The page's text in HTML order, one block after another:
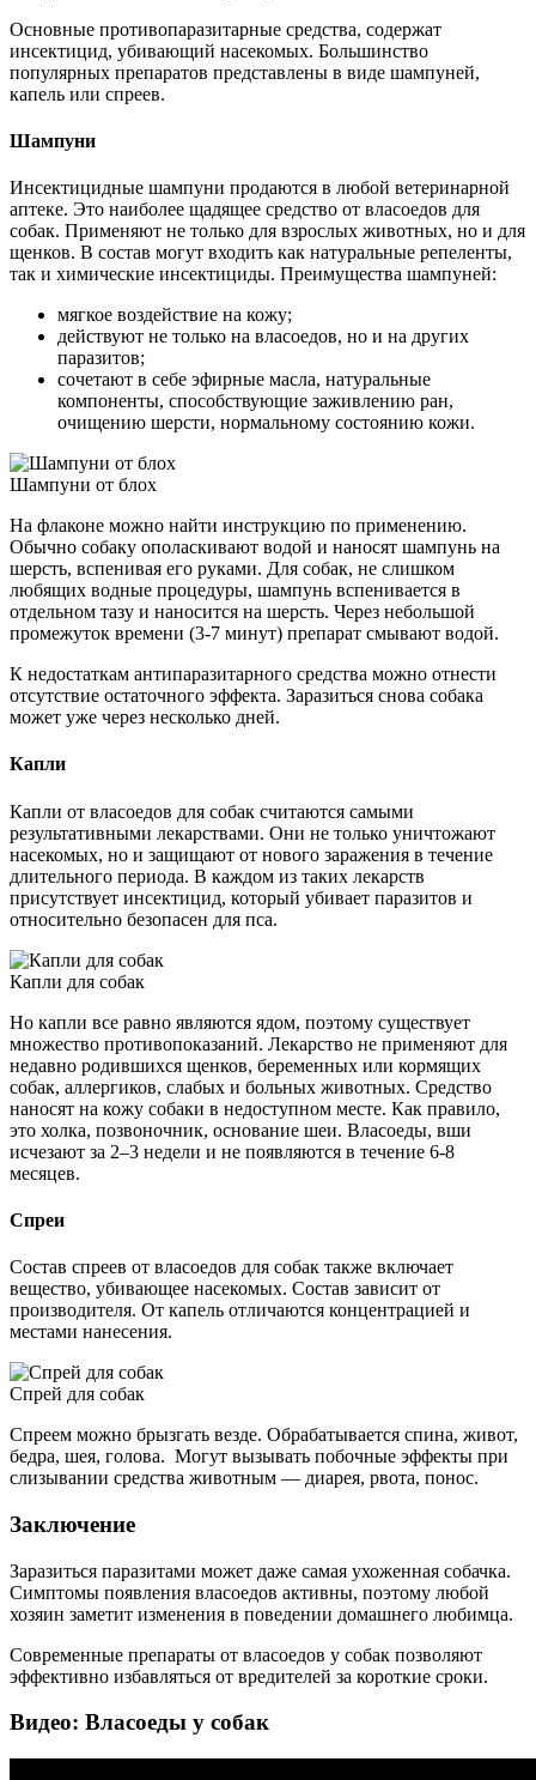
Основные противопаразитарные средства, содержат
инсектицид, убивающий насекомых. Большинство
популярных препаратов представлены в виде шампуней,
капель или спреев.
Шампуни
Инсектицидные шампуни продаются в любой ветеринарной
аптеке. Это наиболее щадящее средство от власоедов для
собак. Применяют не только для взрослых животных, но и для
щенков. В состав могут входить как натуральные репеленты,
так и химические инсектициды. Преимущества шампуней:
мягкое воздействие на кожу;
действуют не только на власоедов, но и на других
паразитов;
сочетают в себе эфирные масла, натуральные
компоненты, способствующие заживлению ран,
очищению шерсти, нормальному состоянию кожи.
Шампуни от блох
На флаконе можно найти инструкцию по применению.
Обычно собаку ополаскивают водой и наносят шампунь на
шерсть, вспенивая его руками. Для собак, не слишком
любящих водные процедуры, шампунь вспенивается в
отдельном тазу и наносится на шерсть. Через небольшой
промежуток времени (3-7 минут) препарат смывают водой.
К недостаткам антипаразитарного средства можно отнести
отсутствие остаточного эффекта. Заразиться снова собака
может уже через несколько дней.
Капли
Капли от власоедов для собак считаются самыми
результативными лекарствами. Они не только уничтожают
насекомых, но и защищают от нового заражения в течение
длительного периода. В каждом из таких лекарств
присутствует инсектицид, который убивает паразитов и
относительно безопасен для пса.
Капли для собак
Но капли все равно являются ядом, поэтому существует
множество противопоказаний. Лекарство не применяют для
недавно родившихся щенков, беременных или кормящих
собак, аллергиков, слабых и больных животных. Средство
наносят на кожу собаки в недоступном месте. Как правило,
это холка, позвоночник, основание шеи. Власоеды, вши
исчезают за 2–3 недели и не появляются в течение 6-8
месяцев.
Спреи
Состав спреев от власоедов для собак также включает
вещество, убивающее насекомых. Состав зависит от
производителя. От капель отличаются концентрацией и
местами нанесения.
Спрей для собак
Спреем можно брызгать везде. Обрабатывается спина, живот,
бедра, шея, голова. Могут вызывать побочные эффекты при
слизывании средства животным — диарея, рвота, понос.
Заключение
Заразиться паразитами может даже самая ухоженная собачка.
Симптомы появления власоедов активны, поэтому любой
хозяин заметит изменения в поведении домашнего любимца.
Современные препараты от власоедов у собак позволяют
эффективно избавляться от вредителей за короткие сроки.
Видео: Власоеды у собак